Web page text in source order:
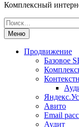
Комплексный
Поиск
по:Меню
Продвижение
Базовое
Авито
Email
Аудит